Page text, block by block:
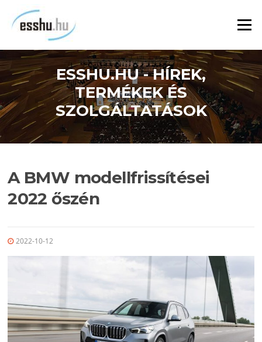
tartalomra
Menü
ESSHU.HU - HÍREK,
TERMÉKEK ÉS
SZOLGÁLTATÁSOK
A BMW modellfrissítései
2022 őszén
2022-10-12